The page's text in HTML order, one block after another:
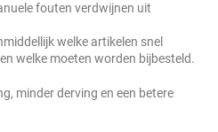
fouten verdwijnen uit
welke artikelen snel
welke moeten worden bijbesteld.
minder derving en een betere